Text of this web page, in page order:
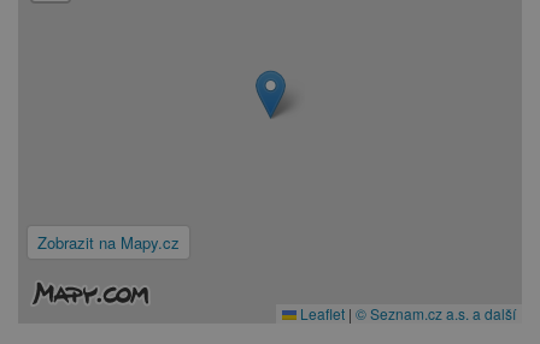
Zobrazit na Mapy.cz
Leaflet | © Seznam.cz a.s. a další